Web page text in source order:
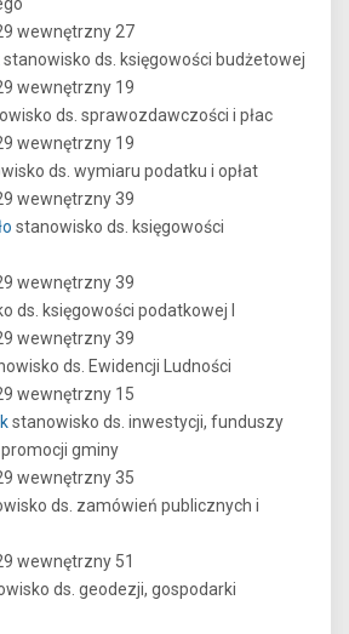
wewnętrzny 27
stanowisko ds. księgowości budżetowej
wewnętrzny 19
ds. sprawozdawczości i płac
wewnętrzny 19
ds. wymiaru podatku i opłat
wewnętrzny 39
stanowisko ds. księgowości
wewnętrzny 39
ds. księgowości podatkowej I
wewnętrzny 39
ds. Ewidencji Ludności
wewnętrzny 15
stanowisko ds. inwestycji, funduszy
gminy
wewnętrzny 35
ds. zamówień publicznych i
wewnętrzny 51
ds. geodezji, gospodarki